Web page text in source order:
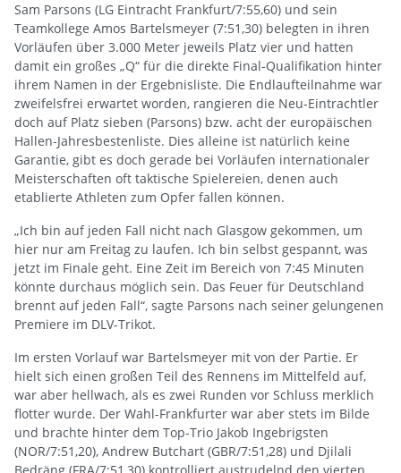
Sam Parsons (LG Eintracht Frankfurt/7:55,60) und sein
Teamkollege Amos Bartelsmeyer (7:51,30) belegten in ihren
Vorläufen über 3.000 Meter jeweils Platz vier und hatten
damit ein großes „Q“ für die direkte Final-Qualifikation hinter
ihrem Namen in der Ergebnisliste. Die Endlaufteilnahme war
zweifelsfrei erwartet worden, rangieren die Neu-Eintrachtler
doch auf Platz sieben (Parsons) bzw. acht der europäischen
Hallen-Jahresbestenliste. Dies alleine ist natürlich keine
Garantie, gibt es doch gerade bei Vorläufen internationaler
Meisterschaften oft taktische Spielereien, denen auch
etablierte Athleten zum Opfer fallen können.
„Ich bin auf jeden Fall nicht nach Glasgow gekommen, um
hier nur am Freitag zu laufen. Ich bin selbst gespannt, was
jetzt im Finale geht. Eine Zeit im Bereich von 7:45 Minuten
könnte durchaus möglich sein. Das Feuer für Deutschland
brennt auf jeden Fall“, sagte Parsons nach seiner gelungenen
Premiere im DLV-Trikot.
Im ersten Vorlauf war Bartelsmeyer mit von der Partie. Er
hielt sich einen großen Teil des Rennens im Mittelfeld auf,
war aber hellwach, als es zwei Runden vor Schluss merklich
flotter wurde. Der Wahl-Frankfurter war aber stets im Bilde
und brachte hinter dem Top-Trio Jakob Ingebrigsten
(NOR/7:51,20), Andrew Butchart (GBR/7:51,28) und Djilali